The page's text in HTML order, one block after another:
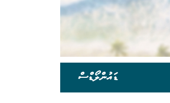
ޑައުންލޯޑްސް